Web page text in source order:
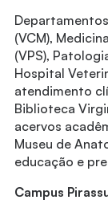
(VCM),
(VPS),
Hospital
atendimento
Biblioteca
acervos
Museu de
educação e
Campus